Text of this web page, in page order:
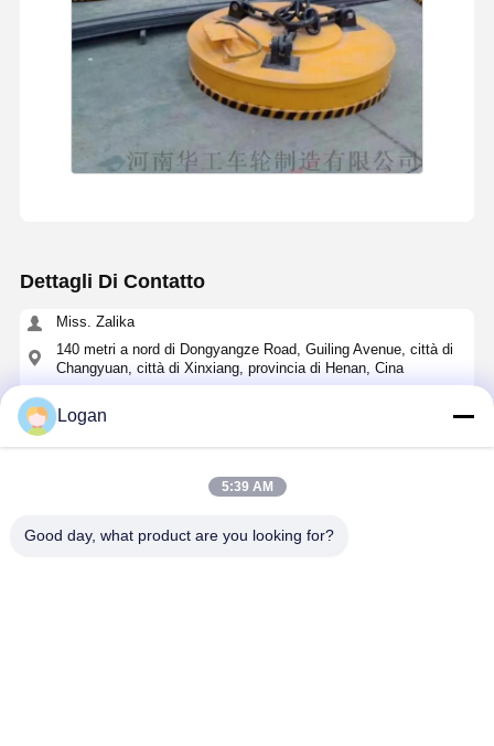
Dettagli Di Contatto
Miss. Zalika
140 metri a nord di Dongyangze Road, Guiling Avenue, città di
Changyuan, città di Xinxiang, provincia di Henan, Cina
Ora chiacchieri
Ottieni Il Miglior Prezzo Per
Logan
5:39 AM
Good day, what product are you looking for?